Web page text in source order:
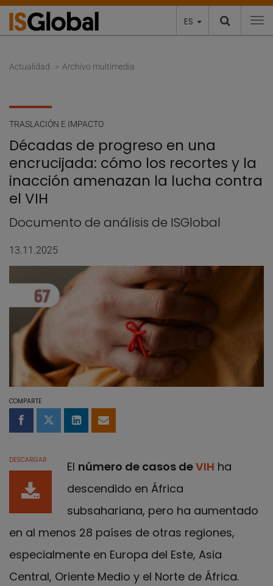
ES
Actualidad Archivo multimedia
TRASLACIÓN E IMPACTO
Décadas de progreso en una
encrucijada: cómo los recortes y la
inacción amenazan la lucha contra
el VIH
Documento de análisis de ISGlobal
13.11.2025
COMPARTE
Compartir en Facebook
Compartir en Twitter
Compartir en LinkedIn
Compartir por email
DESCARGAR El número de casos deVIH ha
descendido en África
subsahariana, pero ha aumentado
en al menos 28 países de otras regiones,
especialmente en Europa del Este, Asia
Central, Oriente Medio y el Norte de África.